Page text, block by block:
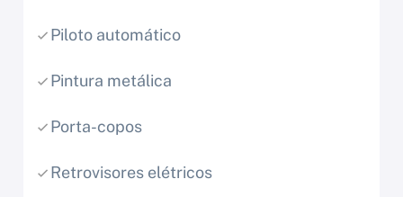
Piloto automático
Pintura metálica
Porta-copos
Retrovisores elétricos